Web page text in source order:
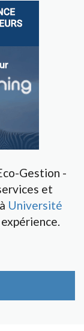
Gestion -
et
Université